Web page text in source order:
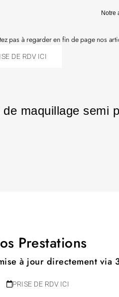
Notre
pas à regarder en fin de page nos
DE RDV ICI
maquillage semi
Prestations
à jour directement via
PRISE DE RDV ICI